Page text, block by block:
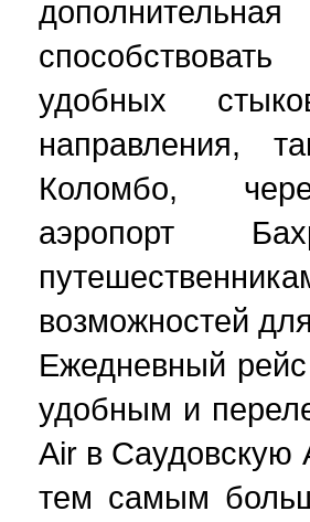
удобных
направления,
Коломбо,
аэропорт
возможностей
Ежедневный
удобным и
Air в Саудовскую
тем самым